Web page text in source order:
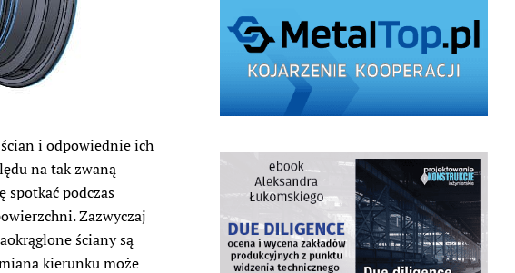
i odpowiednie ich
na tak zwaną
spotkać podczas
Zazwyczaj
ściany są
kierunku może